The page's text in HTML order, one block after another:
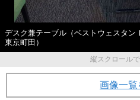
デスク兼テーブル（ベストウェスタン
東京町田）
縦スクロール
画像一覧